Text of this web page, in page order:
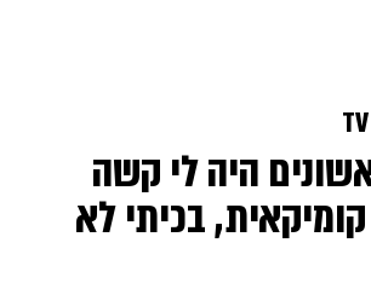
היה לי קשה
בכיתי לא